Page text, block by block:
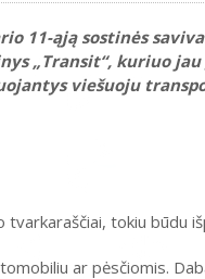
11-ąją sostinės
„Transit“, kuriuo
viešuoju
tokiu būdu
ar pėsčiomis.